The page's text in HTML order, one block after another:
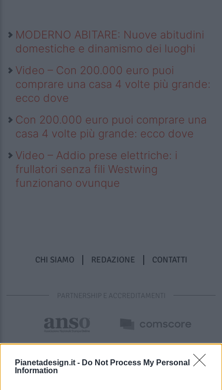
Pianetadesign.it - Do Not Process My Personal
Information
MODERNO ABITARE: Nuove abitudini
domestiche e dinamismo dei luoghi
Video – Con 200.000 euro puoi
comprare una casa 4 volte più grande:
ecco dove
Con 200.000 euro puoi comprare una
casa 4 volte più grande: ecco dove
Video – Addio prese elettriche: i
frullatori senza fili Westwing
funzionano ovunque
CHI SIAMO REDAZIONE CONTATTI
PARTNERSHIP E ACCREDITAMENTI